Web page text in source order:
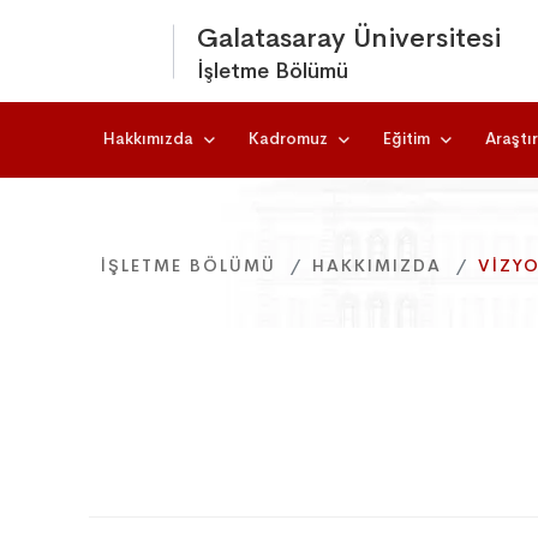
Galatasaray Üniversitesi
İşletme Bölümü
Hakkımızda Kadromuz Eğitim
İŞLETME BÖLÜMÜ HAKKIMIZDA
İŞLETME BÖLÜMÜ HAKKIMIZDA
İŞLETME BÖLÜMÜ HAKKIMIZDA